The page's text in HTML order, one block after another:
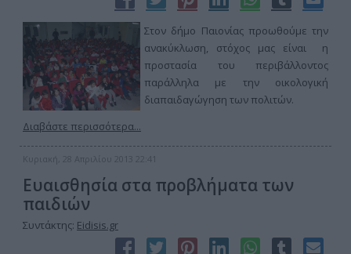
Στον δήμο Παιονίας προωθούμε την
ανακύκλωση, στόχος μας είναι η
προστασία του περιβάλλοντος
παράλληλα με την οικολογική
διαπαιδαγώγηση των πολιτών.
Διαβάστε περισσότερα...
Κυριακή, 28 Απριλίου 2013 22:41
Ευαισθησία στα προβλήματα των
παιδιών
Συντάκτης: Eidisis.gr